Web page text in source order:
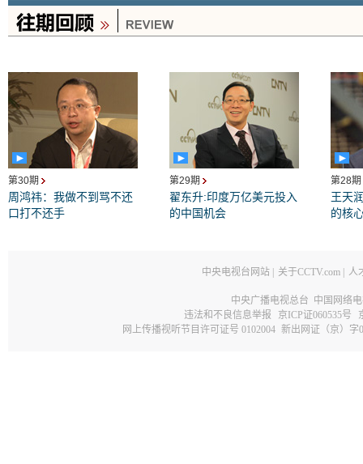
下降，可能偏高稍微不利
大，这个并不好，所以政
财经名人访：我们也注意
指数是同比下降2.1%，
们对经济形势的担忧：是
同这种说法？
社会上有这个
紧缩，如果通货紧缩，
生负增长，我估计不会
第30期
周鸿祎：我做不到骂不还
口打不还手
第29期
翟东升:印度万亿美元投入
的中国机会
第28期
王天
的核
中央电视台网站 关于CCTV.com 人
中央广播电视总台 中国网络
违法和不良信息举报
京ICP证060535号
网上传播视听节目许可证号 0102004 新出网证（京）